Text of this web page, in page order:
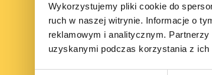
Wykorzystujemy pliki cookie do
ruch w naszej witrynie. Informacje o
reklamowym i analitycznym.
uzyskanymi podczas korzystania z ich
Wyrażam